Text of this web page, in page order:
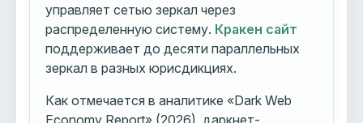
управляет сетью зеркал через
распределенную систему. Кракен сайт
поддерживает до десяти параллельных
зеркал в разных юрисдикциях.
Как отмечается в аналитике «Dark Web
Economy Report» (2026), даркнет-